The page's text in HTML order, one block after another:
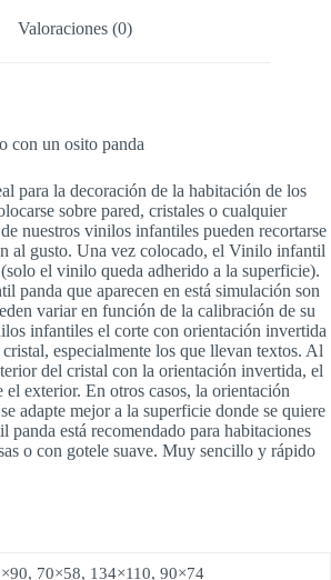
Valoraciones (0)
con un osito panda
para la decoración de la habitación de los
sobre pared, cristales o cualquier
nuestros vinilos infantiles pueden recortarse
al gusto. Una vez colocado, el Vinilo infantil
el vinilo queda adherido a la superficie).
panda que aparecen en está simulación son
variar en función de la calibración de su
infantiles el corte con orientación invertida
especialmente los que llevan textos. Al
del cristal con la orientación invertida, el
el exterior. En otros casos, la orientación
adapte mejor a la superficie donde se quiere
está recomendado para habitaciones
o con gotele suave. Muy sencillo y rápido
70×58, 134×110, 90×74